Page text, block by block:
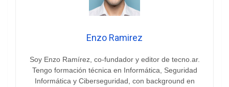
Enzo Ramirez
Soy Enzo Ramírez, co-fundador y editor de tecno.ar.
Tengo formación técnica en Informática, Seguridad
Informática y Ciberseguridad, con background en